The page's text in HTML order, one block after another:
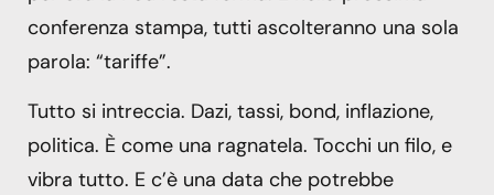
conferenza stampa, tutti ascolteranno una sola
parola: “tariffe”.
Tutto si intreccia. Dazi, tassi, bond, inflazione,
politica. È come una ragnatela. Tocchi un filo, e
vibra tutto. E c’è una data che potrebbe